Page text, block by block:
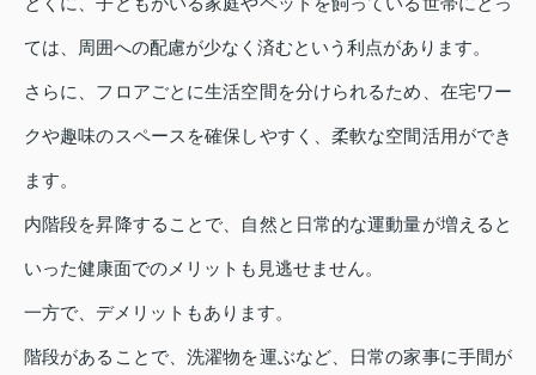
ては、周囲への配慮が少なく済むという利点があります。
さらに、フロアごとに生活空間を分けられるため、在宅ワー
クや趣味のスペースを確保しやすく、柔軟な空間活用ができ
ます。
内階段を昇降することで、自然と日常的な運動量が増えると
いった健康面でのメリットも見逃せません。
一方で、デメリットもあります。
階段があることで、洗濯物を運ぶなど、日常の家事に手間が